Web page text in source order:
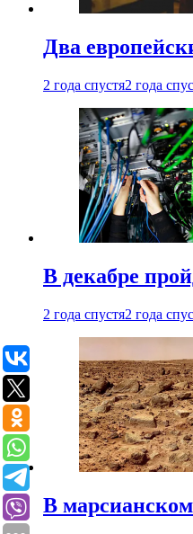
Два
2 года спустя2 года
В декабре
2 года спустя2 года
В